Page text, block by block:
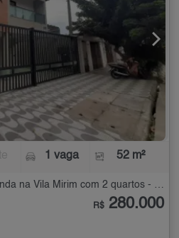
1 vaga 52 m²
Condomínio Fechado à Venda na Vila Mirim com 2 quartos - 52 m²
R$ 280.000